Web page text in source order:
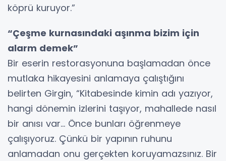
köprü kuruyor.”
“Çeşme kurnasındaki aşınma bizim için
alarm demek”
Bir eserin restorasyonuna başlamadan önce
mutlaka hikayesini anlamaya çalıştığını
belirten Girgin, “Kitabesinde kimin adı yazıyor,
hangi dönemin izlerini taşıyor, mahallede nasıl
bir anısı var… Önce bunları öğrenmeye
çalışıyoruz. Çünkü bir yapının ruhunu
anlamadan onu gerçekten koruyamazsınız. Bir